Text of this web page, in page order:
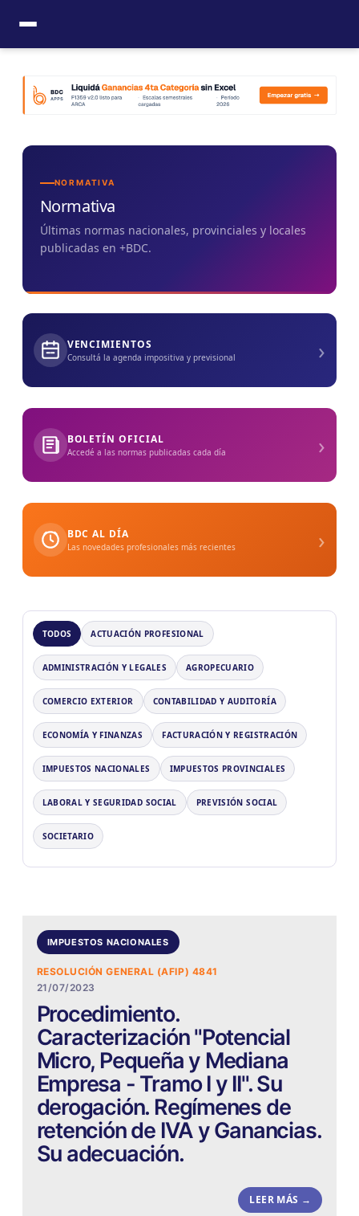
contenido
NORMATIVA
Normativa
Últimas normas nacionales, provinciales y locales
publicadas en +BDC.
VENCIMIENTOS
Consultá la agenda impositiva y previsional ›
BOLETÍN OFICIAL
Accedé a las normas publicadas cada día ›
BDC AL DÍA
Las novedades profesionales más recientes ›
TODOS ACTUACIÓN PROFESIONAL
ADMINISTRACIÓN Y LEGALES AGROPECUARIO
COMERCIO EXTERIOR CONTABILIDAD Y AUDITORÍA
ECONOMÍA Y FINANZAS FACTURACIÓN Y REGISTRACIÓN
IMPUESTOS NACIONALES IMPUESTOS PROVINCIALES
LABORAL Y SEGURIDAD SOCIAL PREVISIÓN SOCIAL
SOCIETARIO
IMPUESTOS NACIONALES
RESOLUCIÓN GENERAL (AFIP) 4841
21/07/2023
Procedimiento.
Caracterización "Potencial
Micro, Pequeña y Mediana
Empresa - Tramo I y II". Su
derogación. Regímenes de
retención de IVA y Ganancias.
Su adecuación.
LEER MÁS →